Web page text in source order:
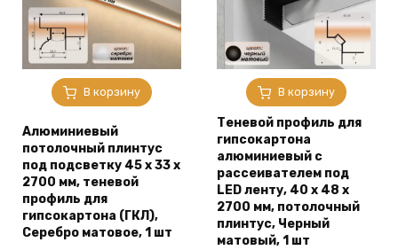
В корзину
Алюминиевый
потолочный плинтус
под подсветку 45 x 33 х
2700 мм, теневой
профиль для
гипсокартона (ГКЛ),
Серебро матовое, 1 шт
В корзину
Теневой профиль для
гипсокартона
алюминиевый с
рассеивателем под
LED ленту, 40 х 48 х
2700 мм, потолочный
плинтус, Черный
матовый, 1 шт